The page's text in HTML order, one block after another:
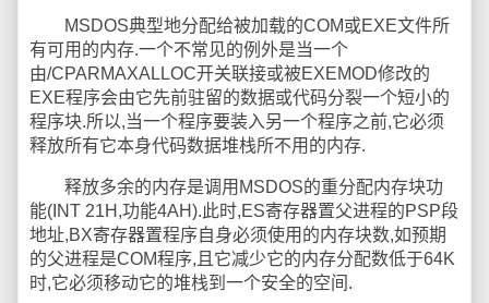
MSDOS典型地分配给被加载的COM或EXE文件所
有可用的内存.一个不常见的例外是当一个
由/CPARMAXALLOC开关联接或被EXEMOD修改的
EXE程序会由它先前驻留的数据或代码分裂一个短小的
程序块.所以,当一个程序要装入另一个程序之前,它必须
释放所有它本身代码数据堆栈所不用的内存.
释放多余的内存是调用MSDOS的重分配内存块功
能(INT 21H,功能4AH).此时,ES寄存器置父进程的PSP段
地址,BX寄存器置程序自身必须使用的内存块数,如预期
的父进程是COM程序,且它减少它的内存分配数低于64K
时,它必须移动它的堆栈到一个安全的空间.